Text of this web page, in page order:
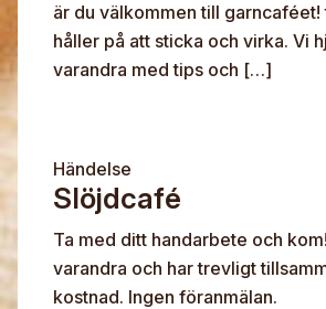
är du välkommen till garncaféet!
håller på att sticka och virka. Vi
varandra med tips och […]
Händelse
Slöjdcafé
Ta med ditt handarbete och
varandra och har trevligt
kostnad. Ingen föranmälan.